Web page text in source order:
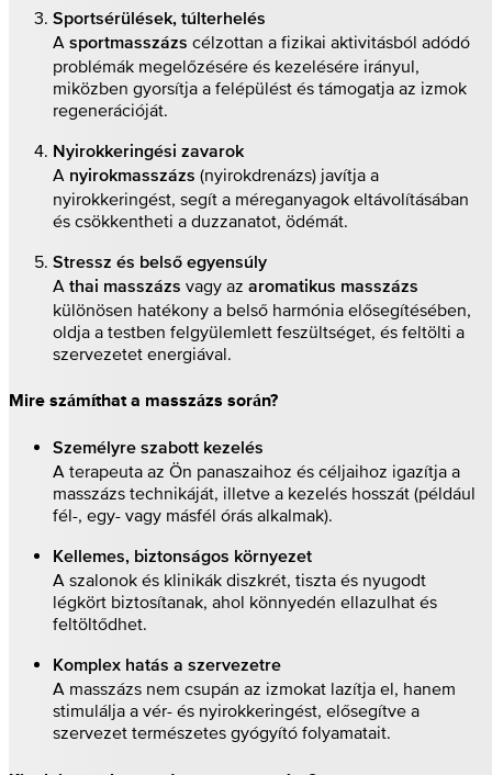
Sportsérülések, túlterhelés
A sportmasszázs célzottan a fizikai aktivitásból adódó
problémák megelőzésére és kezelésére irányul,
miközben gyorsítja a felépülést és támogatja az izmok
regenerációját.
Nyirokkeringési zavarok
A nyirokmasszázs (nyirokdrenázs) javítja a
nyirokkeringést, segít a méreganyagok eltávolításában
és csökkentheti a duzzanatot, ödémát.
Stressz és belső egyensúly
A thai masszázs vagy az aromatikus masszázs
különösen hatékony a belső harmónia elősegítésében,
oldja a testben felgyülemlett feszültséget, és feltölti a
szervezetet energiával.
Mire számíthat a masszázs során?
Személyre szabott kezelés
A terapeuta az Ön panaszaihoz és céljaihoz igazítja a
masszázs technikáját, illetve a kezelés hosszát (például
fél-, egy- vagy másfél órás alkalmak).
Kellemes, biztonságos környezet
A szalonok és klinikák diszkrét, tiszta és nyugodt
légkört biztosítanak, ahol könnyedén ellazulhat és
feltöltődhet.
Komplex hatás a szervezetre
A masszázs nem csupán az izmokat lazítja el, hanem
stimulálja a vér- és nyirokkeringést, elősegítve a
szervezet természetes gyógyító folyamatait.